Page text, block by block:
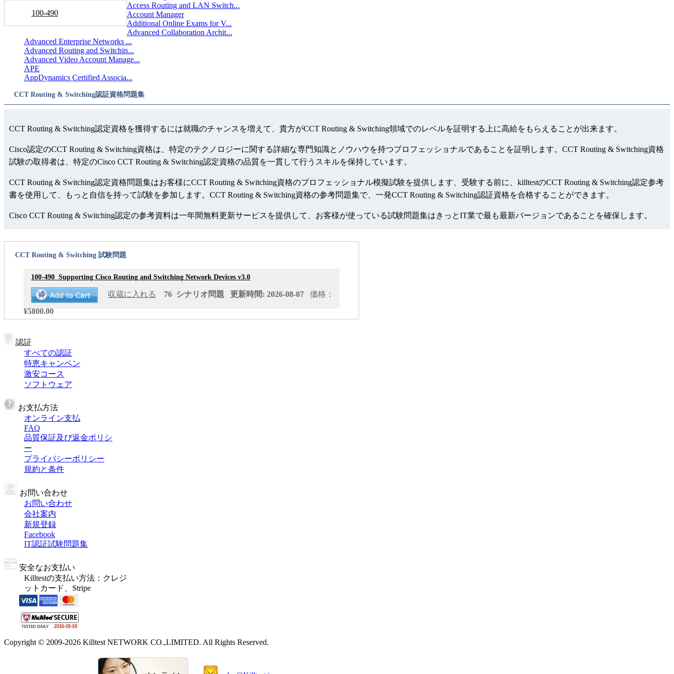
100-490
Access Routing and LAN Switch...
Account Manager
Additional Online Exams for V...
Advanced Collaboration Archit...
Advanced Enterprise Networks ...
Advanced Routing and Switchin...
Advanced Video Account Manage...
APE
AppDynamics Certified Associa...
CCT Routing & Switching認証資格問題集
CCT Routing & Switching認定資格を獲得するには就職のチャンスを増えて、貴方がCCT Routing & Switching領域でのレベルを証明する上に高給をもらえることが出来ます。
Cisco認定のCCT Routing & Switching資格は、特定のテクノロジーに関する詳細な専門知識とノウハウを持つプロフェッショナルであることを証明します。CCT Routing & Switching資格
試験の取得者は、特定のCisco CCT Routing & Switching認定資格の品質を一貫して行うスキルを保持しています。
CCT Routing & Switching認定資格問題集はお客様にCCT Routing & Switching資格のプロフェッショナル模擬試験を提供します、受験する前に、killtestのCCT Routing & Switching認定参考
書を使用して、もっと自信を持って試験を参加します。CCT Routing & Switching資格の参考問題集で、一発CCT Routing & Switching認証資格を合格することができます。
Cisco CCT Routing & Switching認定の参考資料は一年間無料更新サービスを提供して、お客様が使っている試験問題集はきっとIT業で最も最新バージョンであることを確保します。
CCT Routing & Switching 試験問題
100-490 Supporting Cisco Routing and Switching Network Devices v3.0
収蔵に入れる 76 シナリオ問題 更新時間: 2026-08-07
価格：
¥5800.00
認証
すべての認証
特恵キャンペン
激安コース
ソフトウェア
お支払方法
オンライン支払
FAQ
品質保証及び返金ポリシ
ー
プライバシーポリシー
規約と条件
お問い合わせ
お問い合わせ
会社案内
新規登録
Facebook
IT認証試験問題集
安全なお支払い
Killtestの支払い方法：クレジ
ットカード、Stripe
Copyright © 2009-2026 Killtest NETWORK CO.,LIMITED. All Rights Reserved.